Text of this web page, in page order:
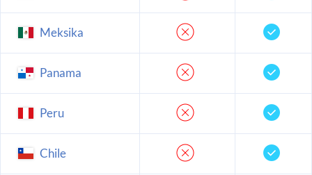
Meksika
Panama
Peru
Chile